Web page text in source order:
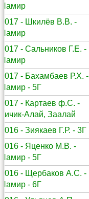
Памир
2017 - Шкилёв В.В. -
Памир
2017 - Сальников Г.Е. -
Памир
2017 - Бахамбаев Р.Х. -
Памир - 5Г
2017 - Картаев ф.С. -
Кичик-Алай, Заалай
2016 - Зиякаев Г.Р. - 3Г
2016 - Яценко М.В. -
Памир - 5Г
2016 - Щербаков А.С. -
Памир - 6Г